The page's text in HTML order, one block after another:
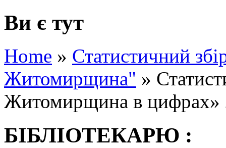
Ви є тут
Home » Статистичний
Житомирщина" »
Житомирщина в цифрах»
БІБЛІОТЕКАРЮ :